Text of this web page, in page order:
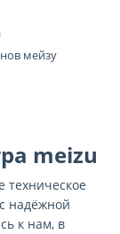
мейзу
meizu
техническое
надёжной
к нам, в